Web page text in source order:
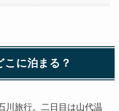
こに泊まる？
川旅行。二日目は山代温